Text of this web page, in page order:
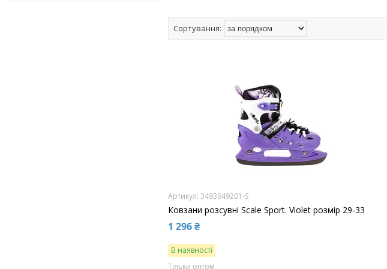
3493949201-S
Ковзани розсувні Scale Sport. Violet розмір 29-33
1 296 ₴
В наявності
Тільки оптом